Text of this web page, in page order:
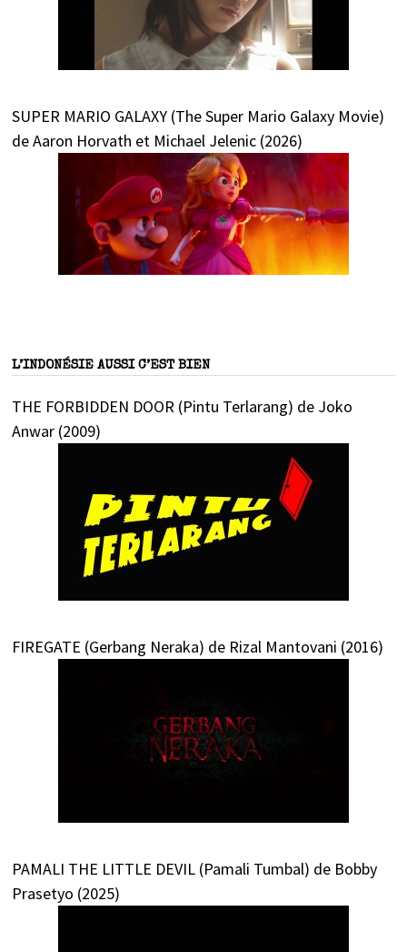
SUPER MARIO GALAXY (The Super Mario Galaxy Movie)
de Aaron Horvath et Michael Jelenic (2026)
L’INDONÉSIE AUSSI C’EST BIEN
THE FORBIDDEN DOOR (Pintu Terlarang) de Joko
Anwar (2009)
FIREGATE (Gerbang Neraka) de Rizal Mantovani (2016)
PAMALI THE LITTLE DEVIL (Pamali Tumbal) de Bobby
Prasetyo (2025)